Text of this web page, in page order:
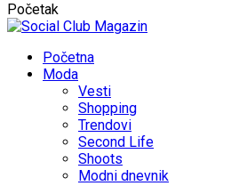
Početak
Početna
Moda
Vesti
Shopping
Trendovi
Second Life
Shoots
Modni dnevnik